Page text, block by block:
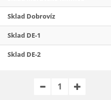
Sklad Dobrovíz
Sklad DE-1
Sklad DE-2